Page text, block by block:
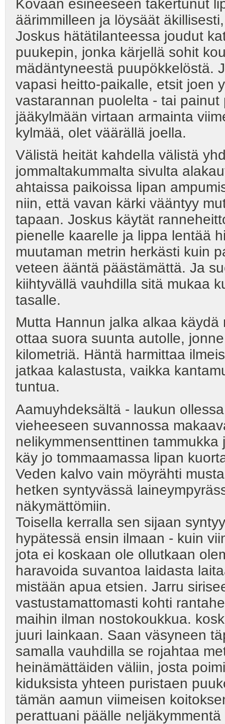
Kovaan esineeseen takertunut
äärimmilleen ja löysäät
Joskus hätätilanteessa joudut
puukepin, jonka kärjellä sohit
mädäntyneestä puupökkelöstä.
vapasi heitto-paikalle, etsit joen
vastarannan puolelta - tai
jääkylmään virtaan armainta
kylmää, olet väärällä joella.
Välistä heität kahdella välistä
jommaltakummalta sivulta
ahtaissa paikoissa lipan
niin, että vavan kärki vääntyy
tapaan. Joskus käytät
pienelle kaarelle ja lippa lentää
muutaman metrin herkästi kuin
veteen ääntä päästämättä. Ja
kiihtyvällä vauhdilla sitä mukaa
tasalle.
Mutta Hannun jalka alkaa
ottaa suora suunta autolle,
kilometriä. Häntä harmittaa
jatkaa kalastusta, vaikka
tuntua.
Aamuyhdeksältä - laukun
vieheeseen suvannossa
nelikymmensenttinen
käy jo tommaamassa lipan
Veden kalvo vain möyrähti
hetken syntyvässä
näkymättömiin.
Toisella kerralla sen sijaan
hypätessä ensin ilmaan - kuin
jota ei koskaan ole ollutkaan
haravoida suvantoa laidasta
mistään apua etsien. Jarru
vastustamattomasti kohti
maihin ilman nostokoukkua.
juuri lainkaan. Saan väsyneen
samalla vauhdilla se rojahtaa
heinämättäiden väliin, josta
kiduksista yhteen puristaen
tämän aamun viimeisen
perattuani päälle